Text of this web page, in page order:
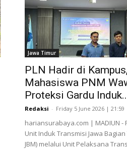
Jawa Timur
PLN Hadir di
Mahasiswa PNM
Proteksi Gardu
Redaksi - Friday 5 June 2026 | 21:59
hariansurabaya.com | MADIUN -
Unit Induk Transmisi Jawa
JBM) melalui Unit Pelaksana